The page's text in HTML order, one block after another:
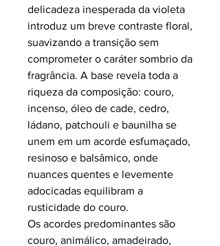
delicadeza inesperada da violeta
introduz um breve contraste floral,
suavizando a transição sem
comprometer o caráter sombrio da
fragrância. A base revela toda a
riqueza da composição: couro,
incenso, óleo de cade, cedro,
ládano, patchouli e baunilha se
unem em um acorde esfumaçado,
resinoso e balsâmico, onde
nuances quentes e levemente
adocicadas equilibram a
rusticidade do couro.
Os acordes predominantes são
couro, animálico, amadeirado,